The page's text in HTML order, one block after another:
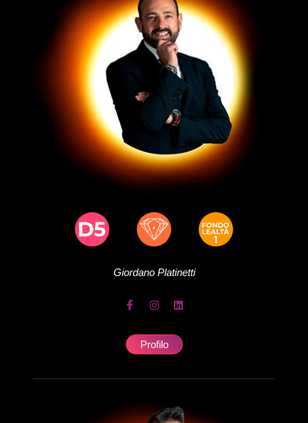
Giordano Platinetti
Profilo